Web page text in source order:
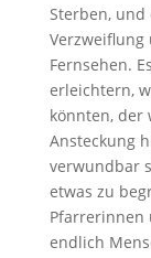
Sterben,
Fernsehen.
erleichtern,
könnten, der
Ansteckung
verwundbar
etwas zu
Pfarrerinnen
endlich